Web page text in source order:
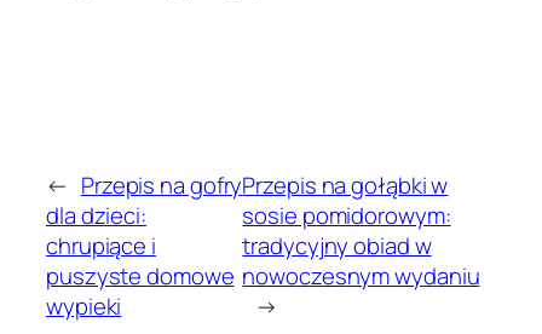
← Przepis na gofry
dla dzieci:
chrupiące i
puszyste domowe
wypieki
Przepis na gołąbki w
sosie pomidorowym:
tradycyjny obiad w
nowoczesnym wydaniu
→